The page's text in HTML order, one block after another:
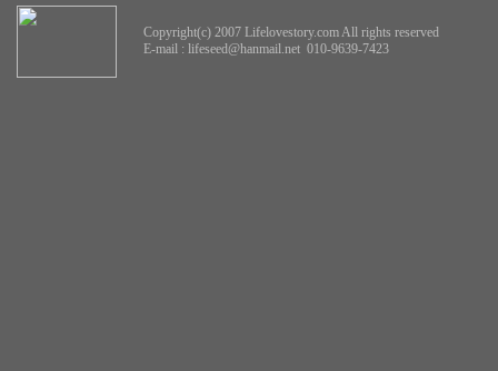
Copyright(c) 2007 Lifelovestory.com All rights reserved
E-mail : lifeseed@hanmail.net 010-9639-7423